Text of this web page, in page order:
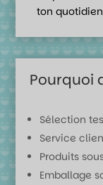
ton
Pourquoi
Sélection
Service
Produits
Emballage